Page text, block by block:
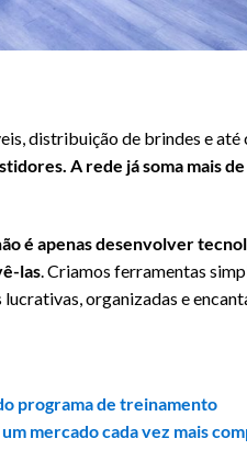
distribuição de brindes e
A rede já soma mais
é apenas desenvolver
las . Criamos ferramentas
organizadas e
programa de treinamento
mercado cada vez mais